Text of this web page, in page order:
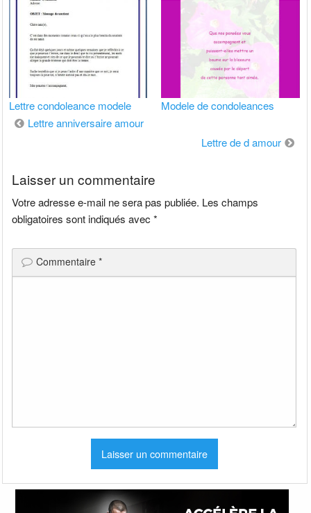
Lettre condoleance modele Modele de condoleances
Navigation
Lettre anniversaire amour
Lettre de d amour
Laisser un commentaire
Votre adresse e-mail ne sera pas publiée. Les champs
obligatoires sont indiqués avec*
Commentaire*